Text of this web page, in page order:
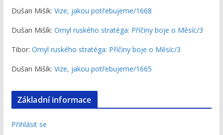
Dušan Mišík: Vize, jakou potřebujeme/1668
Dušan Mišík: Omyl ruského stratéga: Příčiny boje o Měsíc/3
Tibor: Omyl ruského stratéga: Příčiny boje o Měsíc/3
Dušan Mišík: Vize, jakou potřebujeme/1665
Základní informace
Přihlásit se